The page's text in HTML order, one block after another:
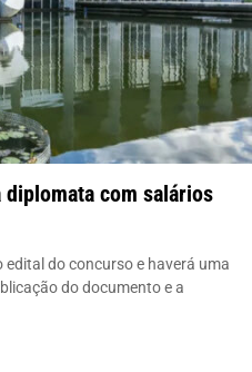
com salários
do concurso e haverá uma
do documento e a